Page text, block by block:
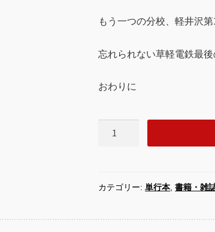
もう一つの分校、軽井沢
忘れられない草軽電鉄最
おわりに
の
カテゴリー:単行本,書籍・雑